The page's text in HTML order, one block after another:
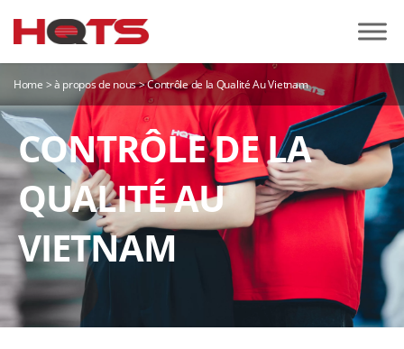
Home >à propos de nous>Contrôle de la Qualité Au Vietnam
CONTRÔLE DE LA
QUALITÉ AU
VIETNAM